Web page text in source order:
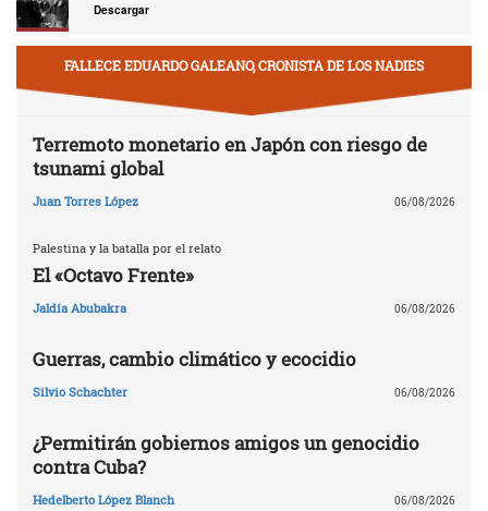
Descargar
FALLECE EDUARDO GALEANO, CRONISTA DE LOS NADIES
Terremoto monetario en Japón con riesgo de
tsunami global
Juan Torres López 06/08/2026
Palestina y la batalla por el relato
El «Octavo Frente»
Jaldía Abubakra 06/08/2026
Guerras, cambio climático y ecocidio
Silvio Schachter 06/08/2026
¿Permitirán gobiernos amigos un genocidio
contra Cuba?
Hedelberto López Blanch 06/08/2026